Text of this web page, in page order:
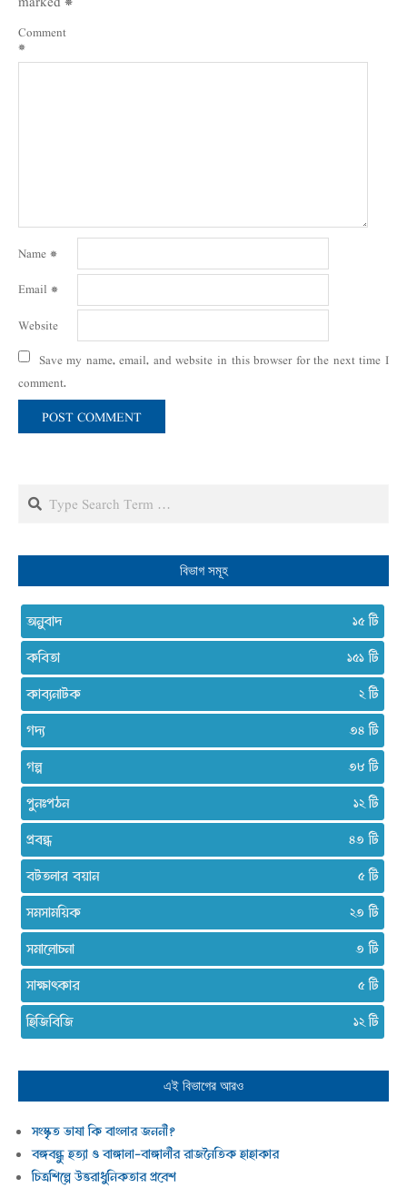
Comment
*
Name *
Email *
Website
Save my name, email, and website in this browser for the next time I
comment.
Search
বিভাগ সমূহ
অনুবাদ
১৫
কবিতা
১৫১
কাব্যনাটক
২
গদ্য
৩৪
গল্প
৩৮
পুনঃপঠন
১২
প্রবন্ধ
৪৩
বটতলার বয়ান
৫
সমসাময়িক
২৩
সমালোচনা
৩
সাক্ষাৎকার
৫
হিজিবিজি
১২
এই বিভাগের আরও
সংস্কৃত ভাষা কি বাংলার জননী?
বঙ্গবন্ধু হত্যা ও বাঙ্গালা-বাঙ্গালীর রাজনৈতিক হাহাকার
চিত্রশিল্পে উত্তরাধুনিকতার প্রবেশ